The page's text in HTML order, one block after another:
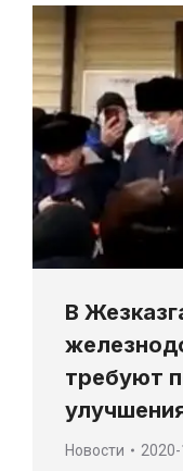
В
требуют
Новости 2020-